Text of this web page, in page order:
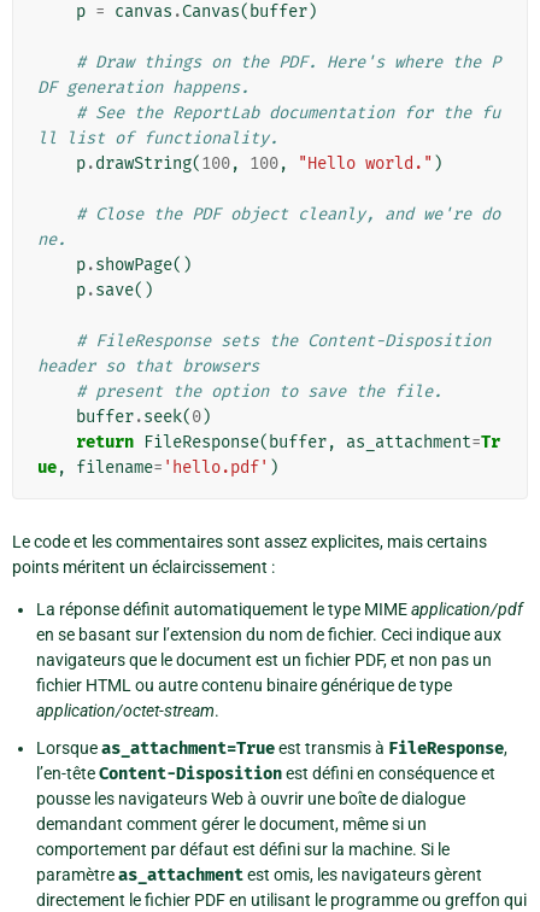
p = canvas .Canvas( buffer)
# Draw things on the PDF. Here's where the P
DF generation happens.
# See the ReportLab documentation for the fu
ll list of functionality.
p.drawString(100, 100, "Hello world." )
# Close the PDF object cleanly, and we're do
ne.
p.showPage()
p.save()
# FileResponse sets the Content-Disposition
header so that browsers
# present the option to save the file.
buffer.seek(0)
return FileResponse( buffer, as_attachment=Tr
ue, filename= 'hello.pdf' )
Le code et les commentaires sont assez explicites, mais certains
points méritent un éclaircissement :
La réponse définit automatiquement le type MIMEapplication/pdf
en se basant sur l’extension du nom de fichier. Ceci indique aux
navigateurs que le document est un fichier PDF, et non pas un
fichier HTML ou autre contenu binaire générique de type
application/octet-stream.
Lorsqueas_attachment=Trueest transmis à FileResponse,
l’en-têteContent-Dispositionest défini en conséquence et
pousse les navigateurs Web à ouvrir une boîte de dialogue
demandant comment gérer le document, même si un
comportement par défaut est défini sur la machine. Si le
paramètreas_attachmentest omis, les navigateurs gèrent
directement le fichier PDF en utilisant le programme ou greffon qui